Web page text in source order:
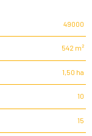
49000
542 m²
1,50 ha
10
15